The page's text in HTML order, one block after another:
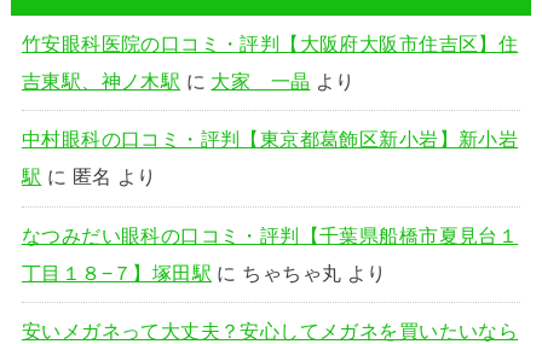
竹安眼科医院の口コミ・評判【大阪府大阪市住吉区】住
吉東駅、神ノ木駅 に 大家 一晶 より
中村眼科の口コミ・評判【東京都葛飾区新小岩】新小岩
駅 に 匿名 より
なつみだい眼科の口コミ・評判【千葉県船橋市夏見台１
丁目１８−７】塚田駅 に ちゃちゃ丸 より
安いメガネって大丈夫？安心してメガネを買いたいなら